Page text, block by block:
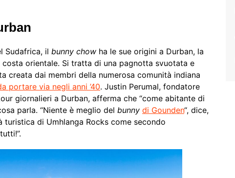
Sudafrica, il bunny chow ha le sue origini a Durban, la
orientale. Si tratta di una pagnotta svuotata e
creata dai membri della numerosa comunità indiana
portare via negli anni ’40. Justin Perumal, fondatore
giornalieri a Durban, afferma che “come abitante di
parla. “Niente è meglio del bunny di Gounden“, dice,
turistica di Umhlanga Rocks come secondo